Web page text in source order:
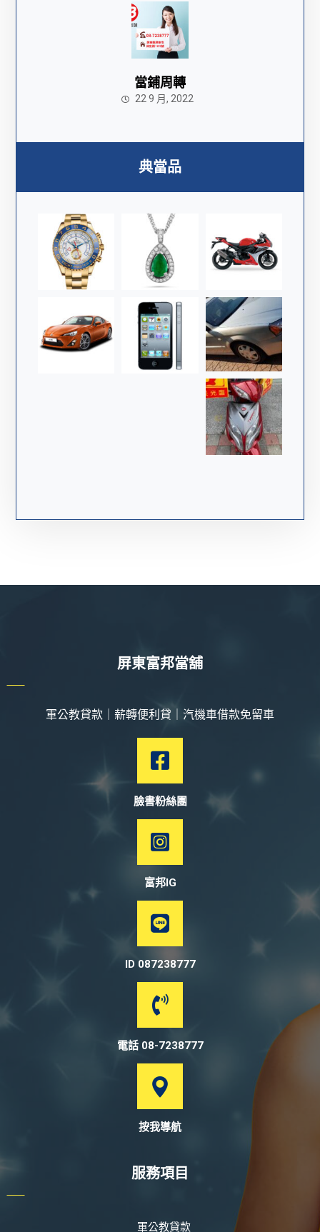
當鋪周轉
22 9 月, 2022
典當品
屏東富邦當舖
軍公教貸款｜薪轉便利貸｜汽機車借款免留車
臉書粉絲團
富邦IG
ID 087238777
電話 08-7238777
按我導航
服務項目
軍公教貸款